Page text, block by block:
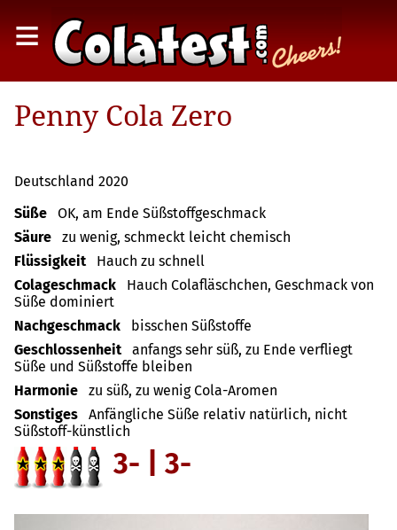
≡
Penny Cola Zero
Deutschland 2020
Süße
OK, am Ende Süßstoffgeschmack
Säure
zu wenig, schmeckt leicht chemisch
Flüssigkeit
Hauch zu schnell
Colageschmack
Hauch Colafläschchen, Geschmack von
Süße dominiert
Nachgeschmack
bisschen Süßstoffe
Geschlossenheit
anfangs sehr süß, zu Ende verfliegt
Süße und Süßstoffe bleiben
Harmonie
zu süß, zu wenig Cola-Aromen
Sonstiges
Anfängliche Süße relativ natürlich, nicht
Süßstoff-künstlich
3- | 3-